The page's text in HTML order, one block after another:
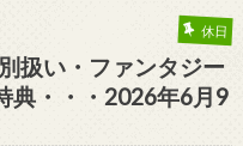
休日
扱い・ファンタジー
典・・・2026年6月9